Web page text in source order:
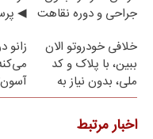
جراحی و دوره نقاهت ◀
خلافی خودروتو الان
ببین، با پلاک و کد
ملی، بدون نیاز به
مراجعه حضوری
زانو
فکر
اخبار مرتبط